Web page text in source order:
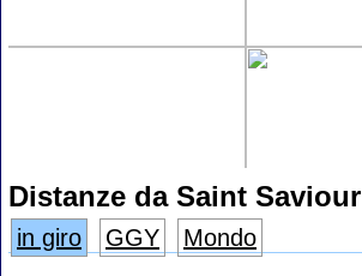
Distanze da Saint Saviour
in giro GGY
Mondo